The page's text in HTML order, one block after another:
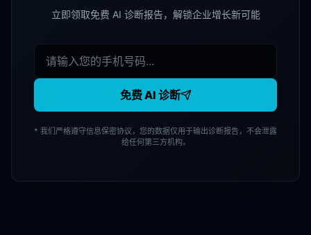
立即领取免费 AI 诊断报告，解锁企业增长新可能
免费 AI 诊断
* 我们严格遵守信息保密协议，您的数据仅用于输出诊断报告，不会泄露
给任何第三方机构。